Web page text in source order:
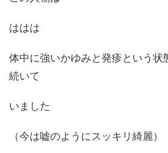
ははは
体中に強いかゆみと発疹という状
続いて
いました
（今は嘘のようにスッキリ綺麗）